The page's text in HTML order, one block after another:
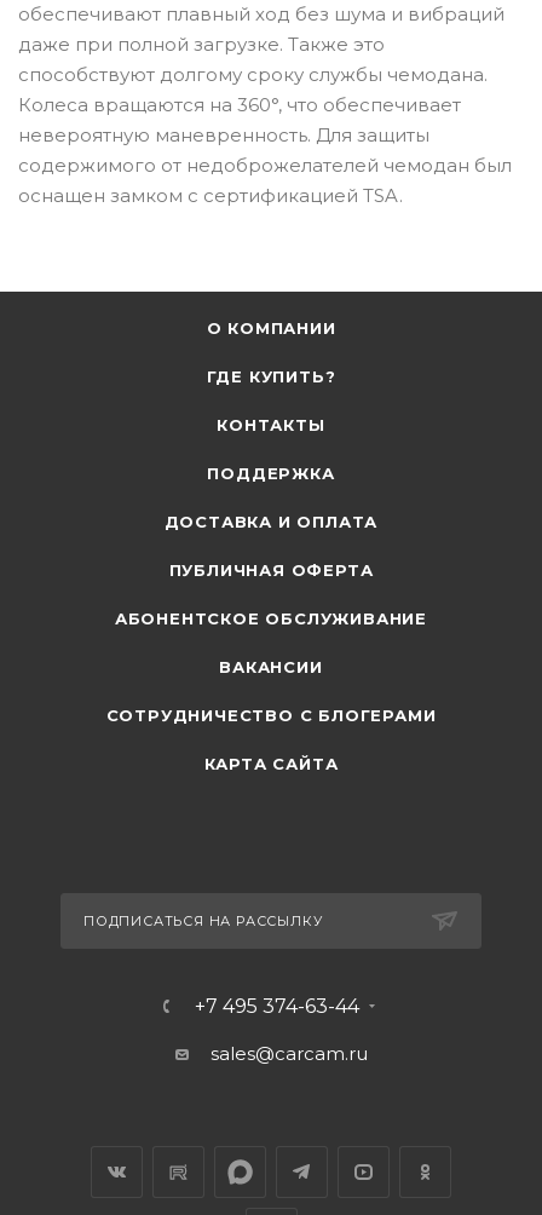
обеспечивают плавный ход без шума и вибраций
даже при полной загрузке. Также это
способствуют долгому сроку службы чемодана.
Колеса вращаются на 360°, что обеспечивает
невероятную маневренность. Для защиты
содержимого от недоброжелателей чемодан был
оснащен замком с сертификацией TSA.
О КОМПАНИИ
ГДЕ КУПИТЬ?
КОНТАКТЫ
ПОДДЕРЖКА
ДОСТАВКА И ОПЛАТА
ПУБЛИЧНАЯ ОФЕРТА
АБОНЕНТСКОЕ ОБСЛУЖИВАНИЕ
ВАКАНСИИ
СОТРУДНИЧЕСТВО С БЛОГЕРАМИ
КАРТА САЙТА
ПОДПИСАТЬСЯ НА РАССЫЛКУ
+7 495 374-63-44
sales@carcam.ru